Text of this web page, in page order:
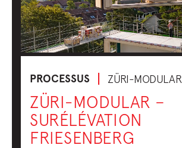
PROCESSUS ZÜRI-MODULAR
ZÜRI-MODULAR –
SURÉLÉVATION
FRIESENBERG